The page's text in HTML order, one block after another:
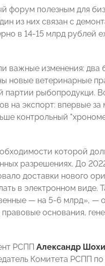
форум полезным для
из них связан с
в 14-15 млрд рублей
важные изменения: два
новые ветеринарные
партии рыбопродукци.
на экспорт: впервые
контрольный
которой
разрешениях. До
доставки нового
в электронном виде.
— на 5-6 млрд», —
правовые основания,
РСПП Александр
Комитета РСПП